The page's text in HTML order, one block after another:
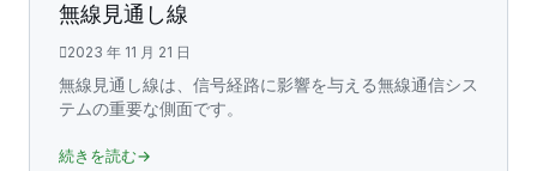
無線見通し線
2023 年 11 月 21 日
無線見通し線は、信号経路に影響を与える無線通信シス
テムの重要な側面です。
続きを読む→